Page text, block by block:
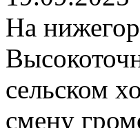
На
сельском
смену